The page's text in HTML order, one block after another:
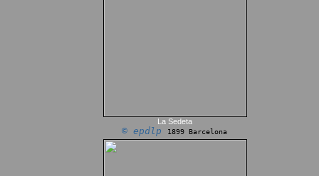
La Sedeta
© epdlp 1899 Barcelona